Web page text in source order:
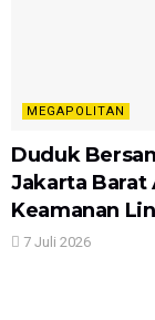
MEGAPOLITAN
Duduk
Jakarta Barat
Keamanan
7 Juli 2026